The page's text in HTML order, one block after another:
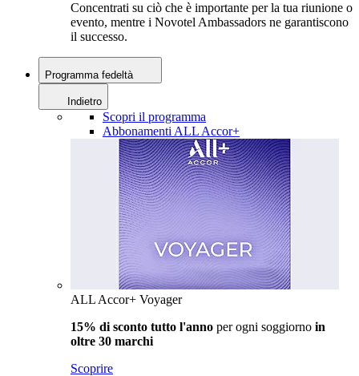
Concentrati su ciò che è importante per la tua riunione o
evento, mentre i Novotel Ambassadors ne garantiscono
il successo.
Programma fedeltà
Indietro
Scopri il programma
Abbonamenti ALL Accor+
ALL Accor+ Voyager
15% di sconto tutto l'anno per ogni soggiorno in
oltre 30 marchi
Scoprire